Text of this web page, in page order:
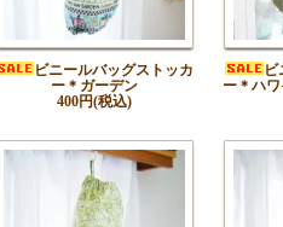
ビニールバッグストッカ
ー＊ガーデン
400円(税込)
ビ
ー＊ハ